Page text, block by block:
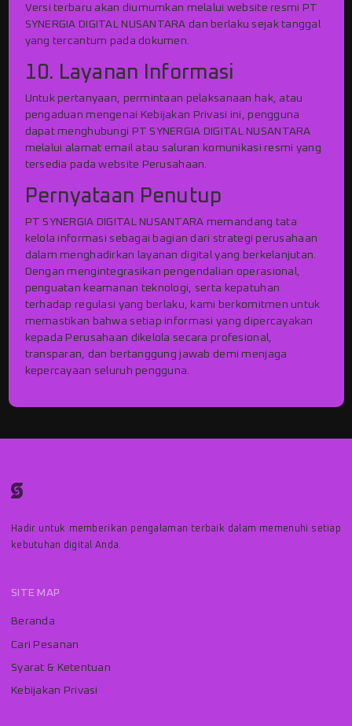
Versi terbaru akan diumumkan melalui website resmi PT
SYNERGIA DIGITAL NUSANTARA dan berlaku sejak tanggal
yang tercantum pada dokumen.
10. Layanan Informasi
Untuk pertanyaan, permintaan pelaksanaan hak, atau
pengaduan mengenai Kebijakan Privasi ini, pengguna
dapat menghubungi PT SYNERGIA DIGITAL NUSANTARA
melalui alamat email atau saluran komunikasi resmi yang
tersedia pada website Perusahaan.
Pernyataan Penutup
PT SYNERGIA DIGITAL NUSANTARA memandang tata
kelola informasi sebagai bagian dari strategi perusahaan
dalam menghadirkan layanan digital yang berkelanjutan.
Dengan mengintegrasikan pengendalian operasional,
penguatan keamanan teknologi, serta kepatuhan
terhadap regulasi yang berlaku, kami berkomitmen untuk
memastikan bahwa setiap informasi yang dipercayakan
kepada Perusahaan dikelola secara profesional,
transparan, dan bertanggung jawab demi menjaga
kepercayaan seluruh pengguna.
Hadir untuk memberikan pengalaman terbaik dalam memenuhi setiap
kebutuhan digital Anda.
SITE MAP
Beranda
Cari Pesanan
Syarat & Ketentuan
Kebijakan Privasi